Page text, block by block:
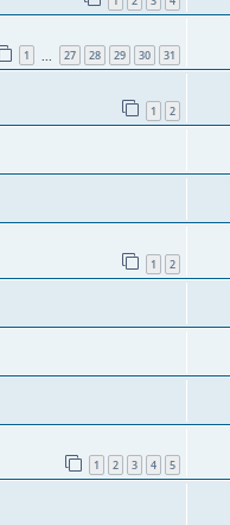
1 27 28 29 30 31
1 2
1 2
1 2 3 4 5